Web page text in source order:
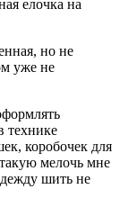
елочка на
но не
уже не
технике
коробочек для
мелочь мне
шить не